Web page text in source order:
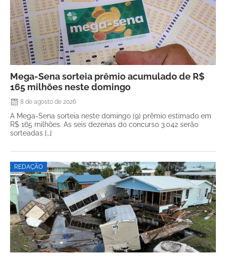
Mega-Sena sorteia prêmio acumulado de R$
165 milhões neste domingo
8 de agosto de 2026
A Mega-Sena sorteia neste domingo (9) prêmio estimado em
R$ 165 milhões. As seis dezenas do concurso 3.042 serão
sorteadas […]
REDAÇÃO